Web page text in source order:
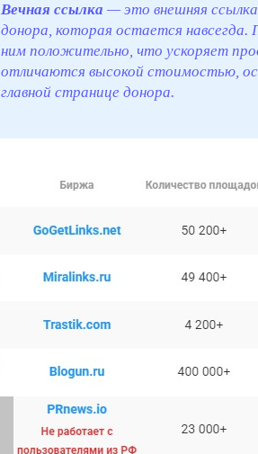
Вечная ссылка — это внешняя
донора, которая остается
ним положительно, что ускоряет
отличаются высокой стоимостью,
главной странице донора.